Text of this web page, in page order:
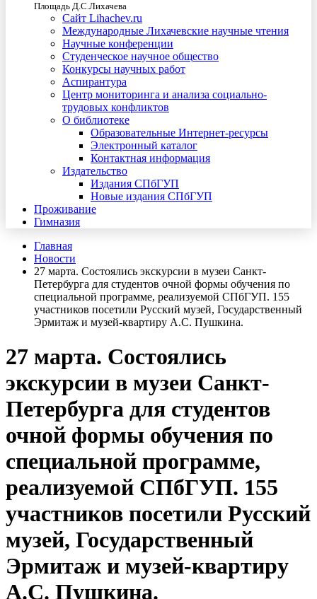
Площадь Д.С.Лихачева
Сайт Lihachev.ru
Международные Лихачевские научные чтения
Научные конференции
Студенческое научное общество
Конкурсы научных работ
Аспирантура
Центр мониторинга и анализа социально-
трудовых конфликтов
О библиотеке
Образовательные Интернет-ресурсы
Электронный каталог
Контактная информация
Издательство
Издания СПбГУП
Новые издания СПбГУП
Проживание
Гимназия
Главная
Новости
27 марта. Состоялись экскурсии в музеи Санкт-
Петербурга для студентов очной формы обучения по
специальной программе, реализуемой СПбГУП. 155
участников посетили Русский музей, Государственный
Эрмитаж и музей-квартиру А.С. Пушкина.
27 марта. Состоялись
экскурсии в музеи Санкт-
Петербурга для студентов
очной формы обучения по
специальной программе,
реализуемой СПбГУП. 155
участников посетили Русский
музей, Государственный
Эрмитаж и музей-квартиру
А.С. Пушкина.